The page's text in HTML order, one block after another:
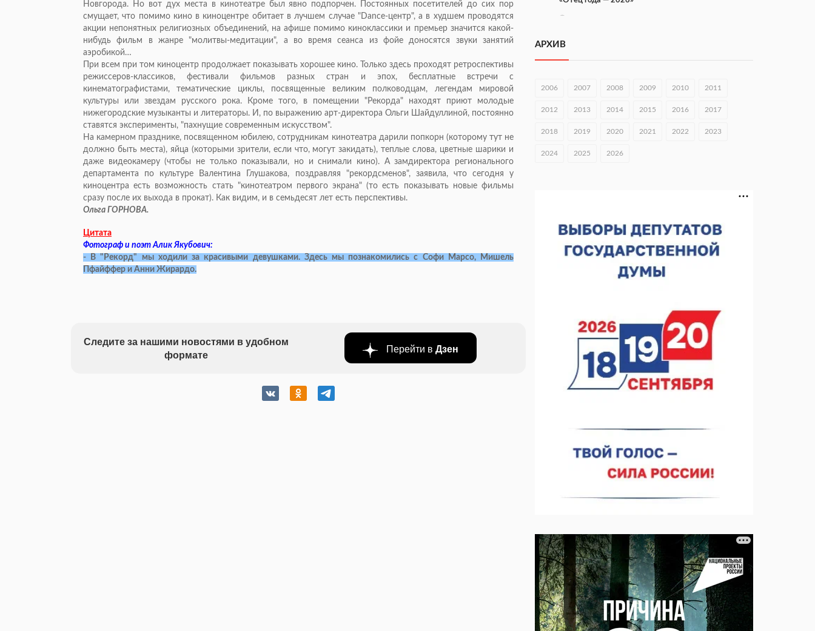
Новгорода. Но вот дух места в кинотеатре был явно подпорчен. Постоянных посетителей до сих пор
смущает, что помимо кино в киноцентре обитает в лучшем случае "Dance-центр", а в худшем проводятся
акции непонятных религиозных объединений, на афише помимо киноклассики и премьер значится какой-
нибудь фильм в жанре "молитвы-медитации", а во время сеанса из фойе доносятся звуки занятий
аэробикой…
При всем при том киноцентр продолжает показывать хорошее кино. Только здесь проходят ретроспективы
режиссеров-классиков, фестивали фильмов разных стран и эпох, бесплатные встречи с
кинематографистами, тематические циклы, посвященные великим полководцам, легендам мировой
культуры или звездам русского рока. Кроме того, в помещении "Рекорда" находят приют молодые
нижегородские музыканты и литераторы. И, по выражению арт-директора Ольги Шайдуллиной, постоянно
ставятся эксперименты, "пахнущие современным искусством".
На камерном празднике, посвященном юбилею, сотрудникам кинотеатра дарили попкорн (которому тут не
должно быть места), яйца (которыми зрители, если что, могут закидать), теплые слова, цветные шарики и
даже видеокамеру (чтобы не только показывали, но и снимали кино). А замдиректора регионального
департамента по культуре Валентина Глушакова, поздравляя "рекордсменов", заявила, что сегодня у
киноцентра есть возможность стать "кинотеатром первого экрана" (то есть показывать новые фильмы
сразу после их выхода в прокат). Как видим, и в семьдесят лет есть перспективы.
Ольга ГОРНОВА.
Цитата
Фотограф и поэт Алик Якубович:
- В "Рекорд" мы ходили за красивыми девушками. Здесь мы познакомились с Софи Марсо, Мишель
Пфайффер и Анни Жирардо.
Следите за нашими новостями в удобном
формате
Перейти в Дзен
Городец подписал соглашения с Кара-Кулем и
вырос в 1,9 раза
В Нижнем Новгороде открыли фестиваль «Семья
06.08.2026 15:26
Видели ночь, бежали всю ночь... На
Нижневолжской набережной прошел необычный
06.08.2026 15:05
Нижегородские хирурги выполнили трансоральную
операцию на щитовидной железе
06.08.2026 15:03
АРХИВ
2006 2007 2008 2009 2010 2011
2012 2013 2014 2015 2016 2017
2018 2019 2020 2021 2022 2023
2024 2025 2026